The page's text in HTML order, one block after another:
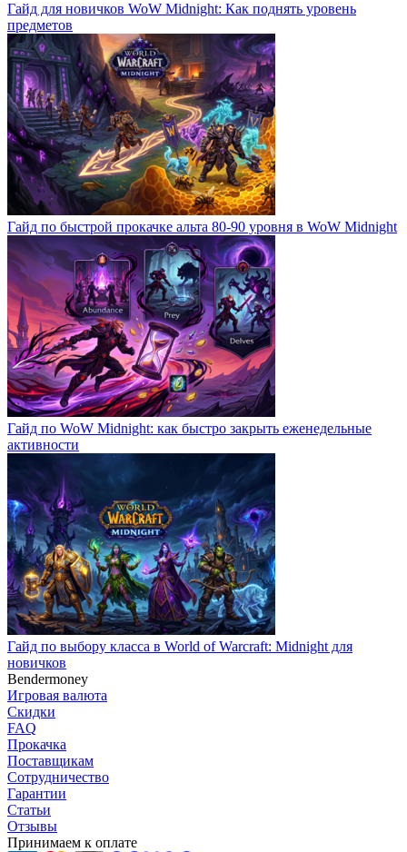
Гайд для новичков WoW Midnight: Как поднять уровень
предметов
Гайд по быстрой прокачке альта 80-90 уровня в WoW Midnight
Гайд по WoW Midnight: как быстро закрыть еженедельные
активности
Гайд по выбору класса в World of Warcraft: Midnight для
новичков
Bendermoney
Игровая валюта
Скидки
FAQ
Прокачка
Поставщикам
Сотрудничество
Гарантии
Статьи
Отзывы
Принимаем к оплате